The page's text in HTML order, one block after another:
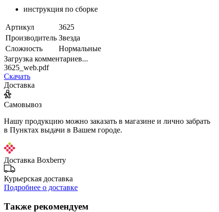
инструкция по сборке
Артикул
3625
Производитель Звезда
Сложность
Нормальные
Загрузка комментариев...
3625_web.pdf
Скачать
Доставка
Самовывоз
Нашу продукцию можно заказать в магазине и лично забрать
в Пунктах выдачи в Вашем городе.
Доставка Boxberry
Курьерская доставка
Подробнее о доставке
Также рекомендуем